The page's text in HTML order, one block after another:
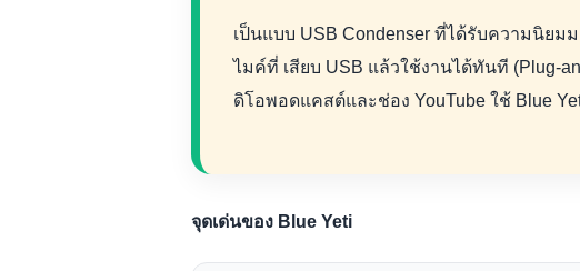
เป็นแบบ USB Condenser ที่ได้รับความนิยม
ไมค์ที่ เสียบ USB แล้วใช้งานได้ทันที (Plug-
ดิโอพอดแคสต์และช่อง YouTube ใช้ Blue
จุดเด่นของ Blue Yeti